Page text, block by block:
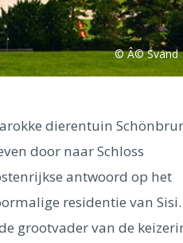
© Â© Svand
dierentuin
door naar Schloss
antwoord op het
residentie van
grootvader van de